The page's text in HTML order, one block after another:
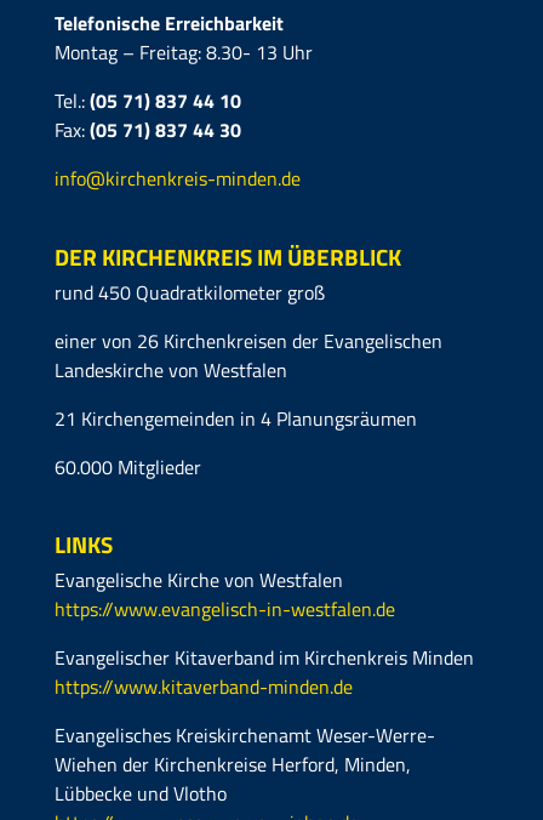
Telefonische Erreichbarkeit
Montag – Freitag: 8.30- 13 Uhr
Tel.:(05 71) 837 44 10
Fax:(05 71)837 44 30
info@kirchenkreis-minden.de
DER KIRCHENKREIS IM ÜBERBLICK
rund 450 Quadratkilometer groß
einer von 26 Kirchenkreisen der Evangelischen
Landeskirche von Westfalen
21 Kirchengemeinden in 4 Planungsräumen
60.000 Mitglieder
LINKS
Evangelische Kirche von Westfalen
https://www.evangelisch-in-westfalen.de
Evangelischer Kitaverband im Kirchenkreis Minden
https://www.kitaverband-minden.de
Evangelisches Kreiskirchenamt Weser-Werre-
Wiehen der Kirchenkreise Herford, Minden,
Lübbecke und Vlotho